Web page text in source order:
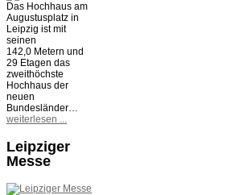
Das Hochhaus am
Augustusplatz in
Leipzig ist mit
seinen
142,0 Metern und
29 Etagen das
zweithöchste
Hochhaus der
neuen
Bundesländer…
weiterlesen ...
Leipziger
Messe